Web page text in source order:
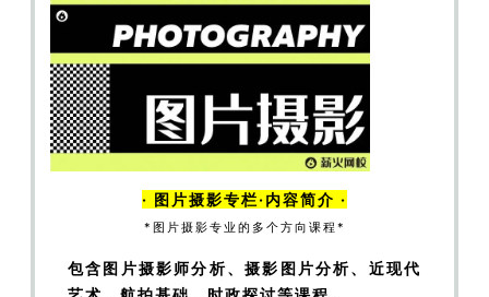
就高质量书单|三岛由纪夫作品选讲（上）
摄通识】成就高质量书单|三岛由纪夫作品选讲
（中）【编摄通识】成就高质量书单|三岛由纪
夫作品选讲（下）
【编摄通识】成就高质量书
单|沈从文作品选讲（上）【编摄通识】成就高
成就高质量书单|托马斯曼作品选讲（上）
（下）
· 图片摄影专栏·内容简介 ·
*图片摄影专业的多个方向课程*
包含图片摄影师分析、摄影图片分析、近现代